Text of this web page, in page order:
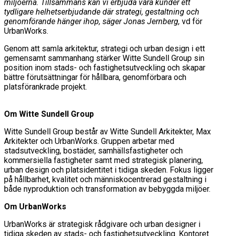
miljöerna. Tillsammans kan vi erbjuda våra kunder ett
tydligare helhetserbjudande där strategi, gestaltning och
genomförande hänger ihop, säger Jonas Jernberg, vd för
UrbanWorks.
Genom att samla arkitektur, strategi och urban design i ett
gemensamt sammanhang stärker Witte Sundell Group sin
position inom stads- och fastighetsutveckling och skapar
bättre förutsättningar för hållbara, genomförbara och
platsförankrade projekt.
Om Witte Sundell Group
Witte Sundell Group består av Witte Sundell Arkitekter, Max
Arkitekter och UrbanWorks. Gruppen arbetar med
stadsutveckling, bostäder, samhällsfastigheter och
kommersiella fastigheter samt med strategisk planering,
urban design och platsidentitet i tidiga skeden. Fokus ligger
på hållbarhet, kvalitet och människocentrerad gestaltning i
både nyproduktion och transformation av bebyggda miljöer.
Om UrbanWorks
UrbanWorks är strategisk rådgivare och urban designer i
tidiga skeden av stads- och fastighetsutveckling. Kontoret